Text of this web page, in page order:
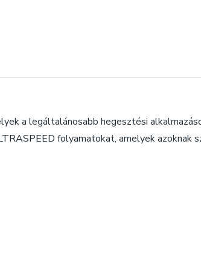
a legáltalánosabb hegesztési
folyamatokat, amelyek